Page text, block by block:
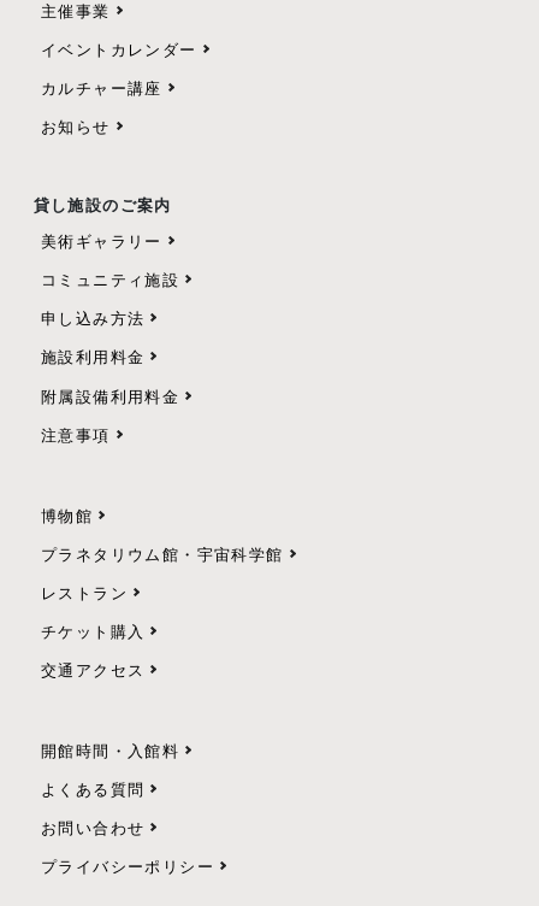
主催事業
イベントカレンダー
カルチャー講座
お知らせ
貸し施設のご案内
美術ギャラリー
コミュニティ施設
申し込み方法
施設利用料金
附属設備利用料金
注意事項
博物館
プラネタリウム館・宇宙科学館
レストラン
チケット購入
交通アクセス
開館時間・入館料
よくある質問
お問い合わせ
プライバシーポリシー